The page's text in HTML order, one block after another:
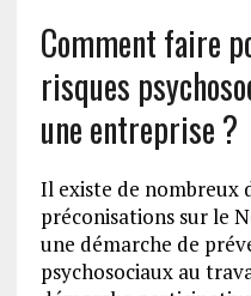
Comment faire
risques
une entreprise ?
Il existe de nombreux
préconisations sur le
une démarche de
psychosociaux au